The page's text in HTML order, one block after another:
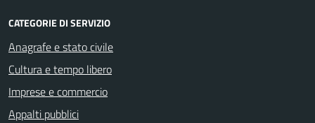
CATEGORIE DI SERVIZIO
Anagrafe e stato civile
Cultura e tempo libero
Imprese e commercio
Appalti pubblici